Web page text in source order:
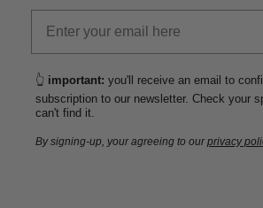
👆 important: you'll receive an email to
subscription to our newsletter. Check your
can't find it.
By signing-up, your agreeing to ourprivacy